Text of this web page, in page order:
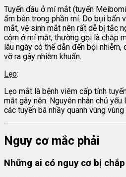
Tuyến dầu ở mí mắt (tuyến
ẩm bên trong phần mí. Do bụi bẩn
mắt, vệ sinh mắt nên rất dễ bị tắc
cộm ở mí mắt; thường gọi là chắp
lâu ngày có thể dẫn đến bội nhiễm,
vỡ ra gây nhiễm khuẩn.
Lẹo:
Lẹo mắt là bệnh viêm cấp tính
mắt gây nên. Nguyên nhân chủ
các tuyến bã nhầy quanh vùng
Nguy cơ mắc phải
Những ai có nguy cơ bị